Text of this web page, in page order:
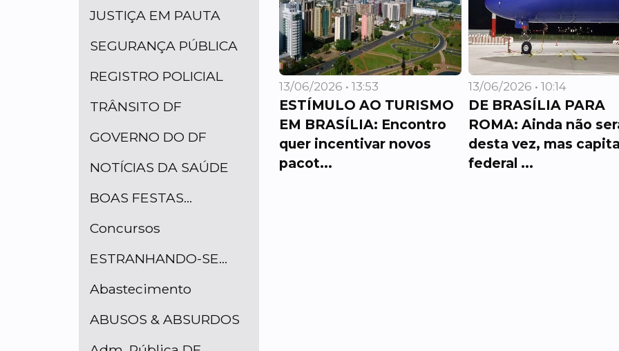
JUSTIÇA EM PAUTA
SEGURANÇA PÚBLICA
REGISTRO POLICIAL
TRÂNSITO DF
GOVERNO DO DF
NOTÍCIAS DA SAÚDE
BOAS FESTAS...
Concursos
ESTRANHANDO-SE...
Abastecimento
ABUSOS & ABSURDOS
13/06/2026 • 13:53
ESTÍMULO AO TURISMO
EM BRASÍLIA: Encontro
quer incentivar novos
pacot...
13/06/2026 • 10:14
DE BRASÍLIA PARA
ROMA: Ainda não
desta vez, mas
federal ...